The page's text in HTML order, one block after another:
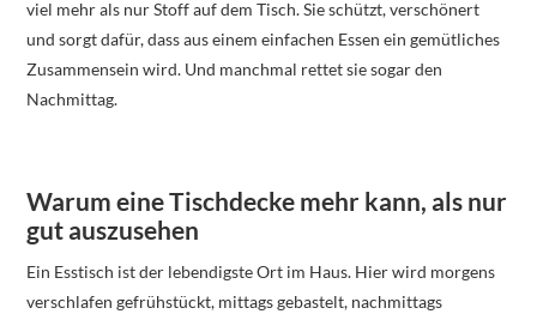
viel mehr als nur Stoff auf dem Tisch. Sie schützt, verschönert
und sorgt dafür, dass aus einem einfachen Essen ein gemütliches
Zusammensein wird. Und manchmal rettet sie sogar den
Nachmittag.
Warum eine Tischdecke mehr kann, als nur
gut auszusehen
Ein Esstisch ist der lebendigste Ort im Haus. Hier wird morgens
verschlafen gefrühstückt, mittags gebastelt, nachmittags